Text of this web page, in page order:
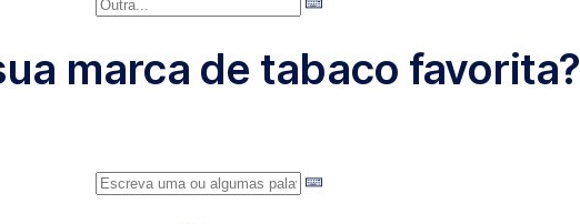
marca de tabaco favorita?